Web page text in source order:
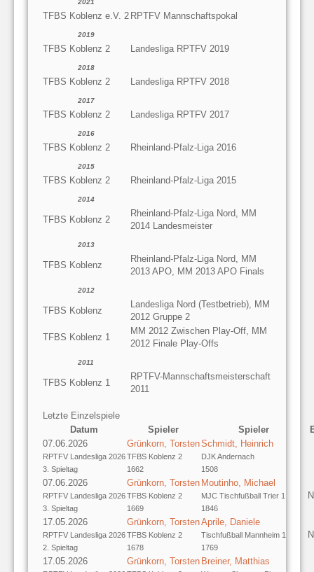
TFBS Koblenz e.V. 2 RPTFV Mannschaftspokal
2019
TFBS Koblenz 2 Landesliga RPTFV 2019
2018
TFBS Koblenz 2 Landesliga RPTFV 2018
2017
TFBS Koblenz 2 Landesliga RPTFV 2017
2016
TFBS Koblenz 2 Rheinland-Pfalz-Liga 2016
2015
TFBS Koblenz 2 Rheinland-Pfalz-Liga 2015
2014
TFBS Koblenz 2
Rheinland-Pfalz-Liga Nord, MM
2014 Landesmeister
2013
TFBS Koblenz
Rheinland-Pfalz-Liga Nord, MM
2013 APO, MM 2013 APO Finals
2012
TFBS Koblenz
Landesliga Nord (Testbetrieb), MM
2012 Gruppe 2
TFBS Koblenz 1
MM 2012 Zwischen Play-Off, MM
2012 Finale Play-Offs
2011
TFBS Koblenz 1
RPTFV-Mannschaftsmeisterschaft
2011
Letzte Einzelspiele
Datum
Spieler Spieler
07.06.2026
RPTFV Landesliga 2026
3. Spieltag
Grünkorn, Torsten
TFBS Koblenz 2
1662
Schmidt, Heinrich
DJK Andernach
1508
07.06.2026
RPTFV Landesliga 2026
3. Spieltag
Grünkorn, Torsten
TFBS Koblenz 2
1669
Moutinho, Michael
MJC Tischfußball Trier 1
1846
17.05.2026
RPTFV Landesliga 2026
2. Spieltag
Grünkorn, Torsten
TFBS Koblenz 2
1678
Aprile, Daniele
Tischfußball Mannheim 1
1769
17.05.2026 Grünkorn, Torsten Breiner, Matthias